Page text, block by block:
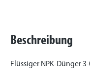
Beschreibung
Flüssiger NPK-Dünger